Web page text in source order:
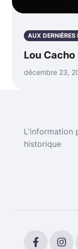
AUX DERNIÈRES
Lou Cacho
décembre 23,
L'information
historique